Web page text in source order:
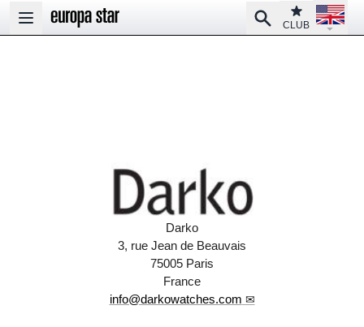
Open main menu
SearchClub
CLUB
Open
Darko
3, rue Jean de Beauvais
75005 Paris
France
info@darkowatches.com